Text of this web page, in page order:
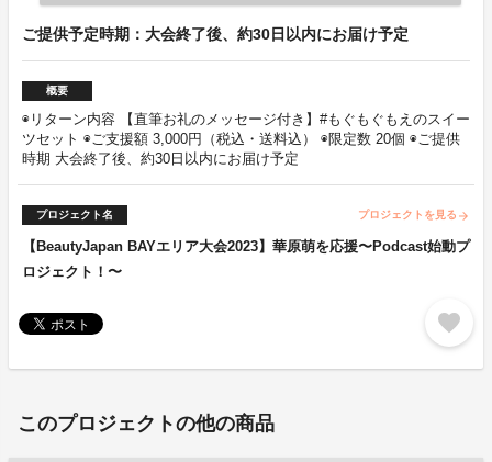
ご提供予定時期：大会終了後、約30日以内にお届け予定
概要
◉リターン内容 【直筆お礼のメッセージ付き】#もぐもぐもえのスイー
ツセット ◉ご支援額 3,000円（税込・送料込） ◉限定数 20個 ◉ご提供
時期 大会終了後、約30日以内にお届け予定
プロジェクト名 プロジェクトを見る arrow_forward
【BeautyJapan BAYエリア大会2023】華原萌を応援〜Podcast始動プ
ロジェクト！〜
favorite
このプロジェクトの他の商品